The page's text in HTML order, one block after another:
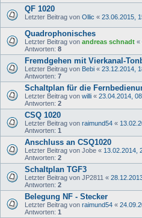
QF 1020
Letzter Beitrag von Ollic « 23.06.2015,
Quadrophonisches
Letzter Beitrag von andreas schnadt «
Antworten: 8
Fremdgehen mit Vierkanal-
Letzter Beitrag von Bebi « 23.12.2014,
Antworten: 7
Schaltplan für die
Letzter Beitrag von willi « 23.04.2014,
Antworten: 2
CSQ 1020
Letzter Beitrag von raimund54 «
Antworten: 1
Anschluss an CSQ1020
Letzter Beitrag von Jobe « 13.02.2014,
Antworten: 2
Schaltplan TGF3
Letzter Beitrag von JP2811 «
Antworten: 2
Belegung NF - Stecker
Letzter Beitrag von raimund54 «
Antworten: 1